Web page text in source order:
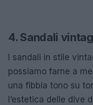
4. Sandali
I sandali in stile
possiamo farne a
una fibbia tono su
l’estetica delle dive